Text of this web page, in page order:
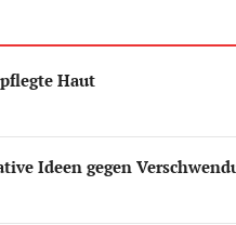
Haut
Ideen gegen